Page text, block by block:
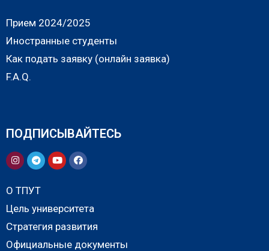
Прием 2024/2025
Иностранные студенты
Как подать заявку (онлайн заявка)
F.A.Q.
ПОДПИСЫВАЙТЕСЬ
О ТПУТ
Цель университета
Стратегия развития
Официальные документы